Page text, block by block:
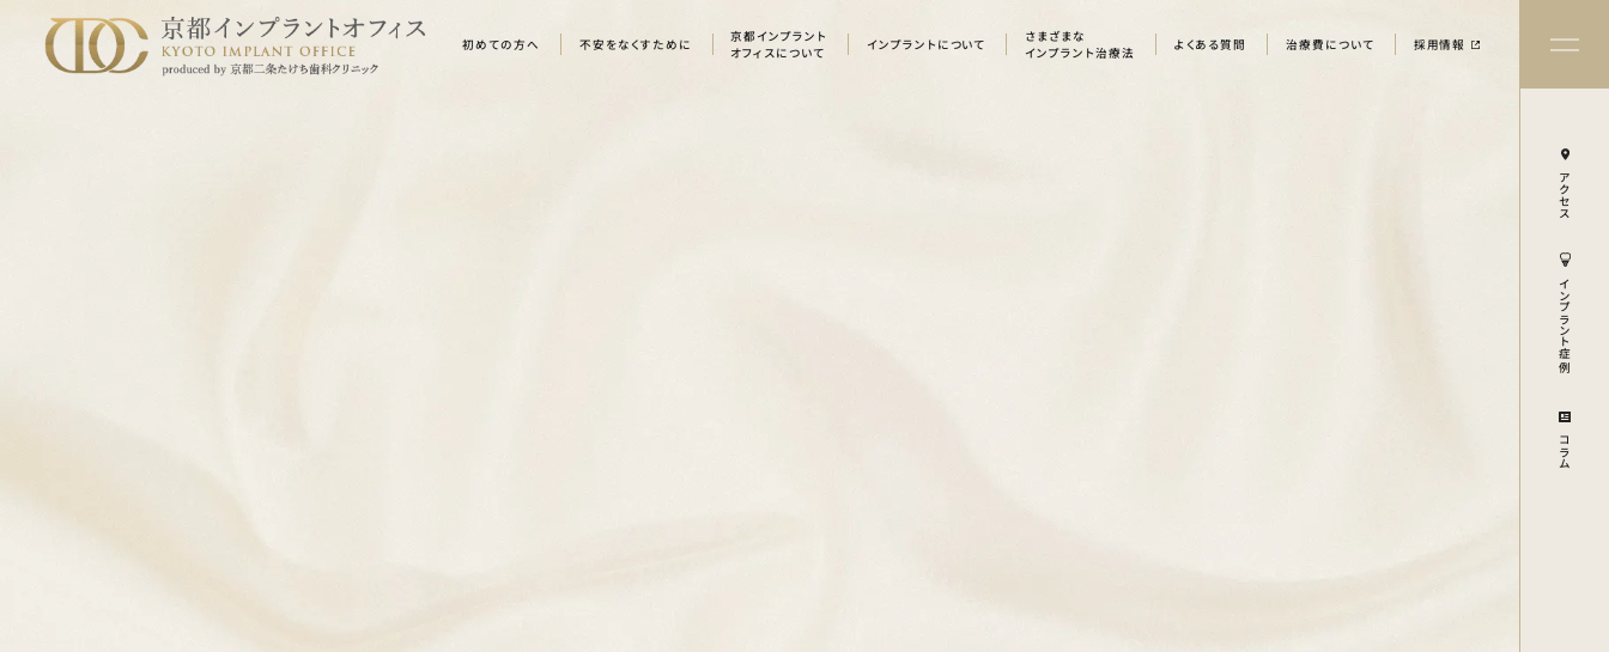
初めての方へ 不安をなくすために
京都インプラント
オフィスについて
インプラントについて
さまざまな
インプラント治療法
よくある質問 治療費について 採用情報
アクセス
インプラント症例
コラム